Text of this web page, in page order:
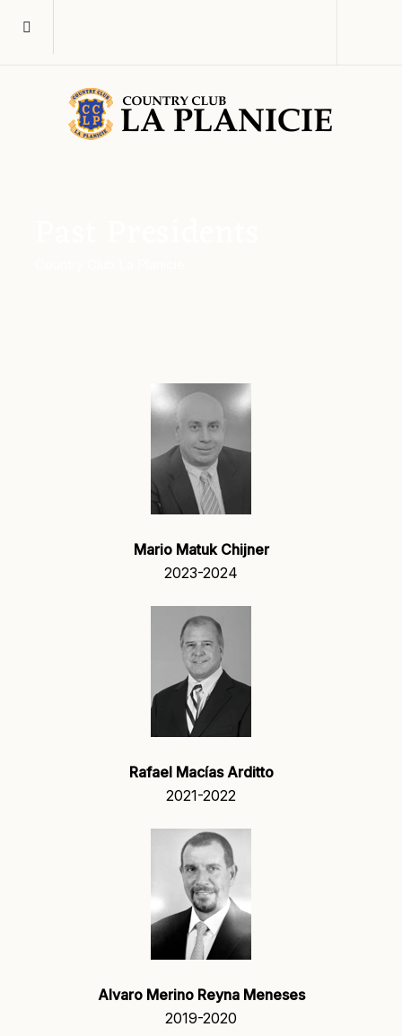
Mario Matuk Chijner
2023-2024
Rafael Macías Arditto
2021-2022
Alvaro Merino Reyna Meneses
2019-2020